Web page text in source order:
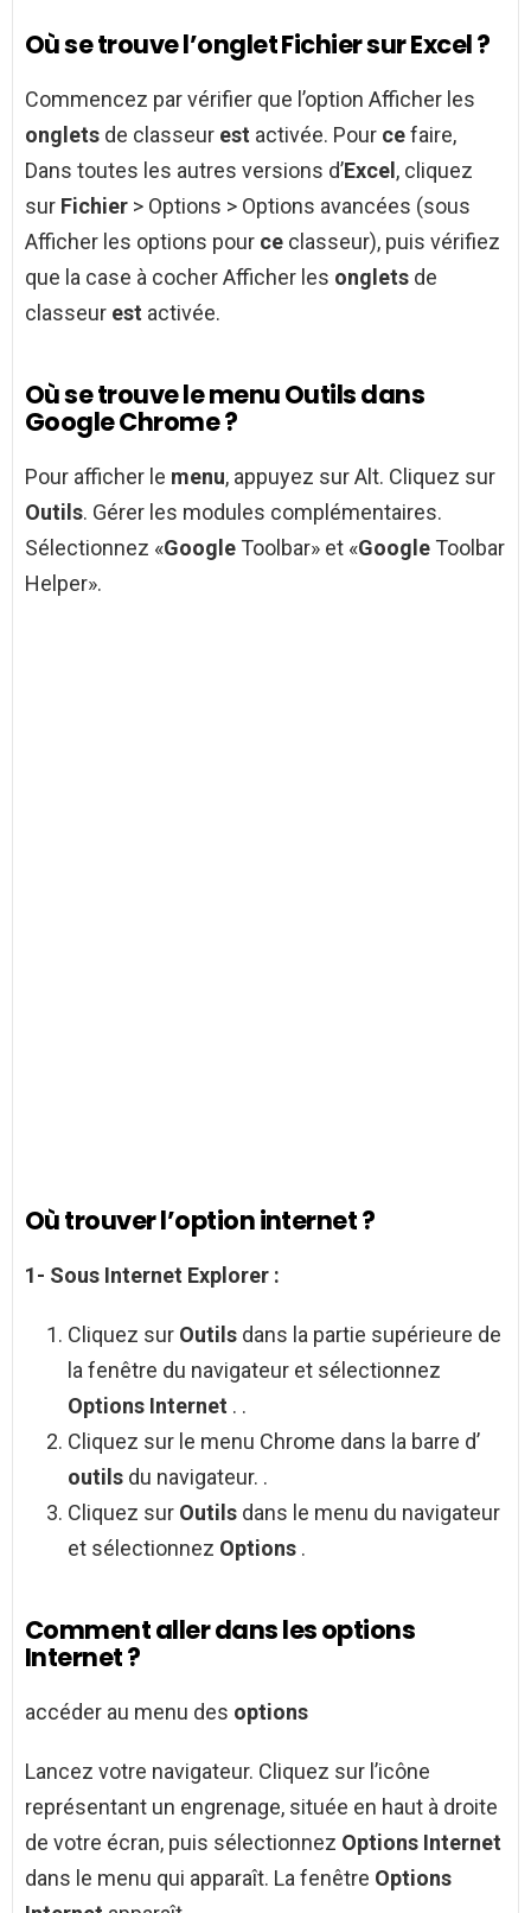
Où se trouve l’onglet Fichier sur Excel ?
Commencez par vérifier que l’option Afficher les
onglets de classeur est activée. Pour cefaire,
Dans toutes les autres versions d’Excel , cliquez
sur Fichier > Options > Options avancées (sous
Afficher les options pour ce classeur), puis vérifiez
que la case à cocher Afficher les onglets de
classeur est activée.
Où se trouve le menu Outils dans
Google Chrome ?
Pour afficher le menu, appuyez sur Alt. Cliquez sur
Outils. Gérer les modules complémentaires.
Sélectionnez «Google Toolbar» et «Google Toolbar
Helper».
Où trouver l’option internet ?
1- Sous Internet Explorer :
Cliquez sur Outils dans la partie supérieure de
la fenêtre du navigateur et sélectionnez
Options Internet . .
Cliquez sur le menu Chrome dans la barre d’
outils du navigateur. .
Cliquez sur Outils dans le menu du navigateur
et sélectionnez Options .
Comment aller dans les options
Internet ?
accéder au menu des options
Lancez votre navigateur. Cliquez sur l’icône
représentant un engrenage, située en haut à droite
de votre écran, puis sélectionnez Options Internet
dans le menu qui apparaît. La fenêtre Options